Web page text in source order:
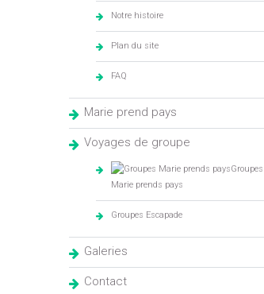
Notre histoire
Plan du site
FAQ
Marie prend pays
Voyages de groupe
Groupes
Marie prends pays
Groupes Escapade
Galeries
Contact